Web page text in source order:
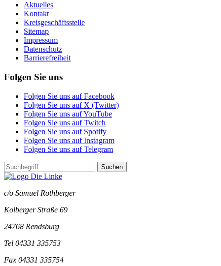
Aktuelles
Kontakt
Kreisgeschäftsstelle
Sitemap
Impressum
Datenschutz
Barrierefreiheit
Folgen Sie uns
Folgen Sie uns auf Facebook
Folgen Sie uns auf X (Twitter)
Folgen Sie uns auf YouTube
Folgen Sie uns auf Twitch
Folgen Sie uns auf Spotify
Folgen Sie uns auf Instagram
Folgen Sie uns auf Telegram
Suchen
c/o Samuel Rothberger
Kolberger Straße 69
24768 Rendsburg
Tel 04331 335753
Fax 04331 335754